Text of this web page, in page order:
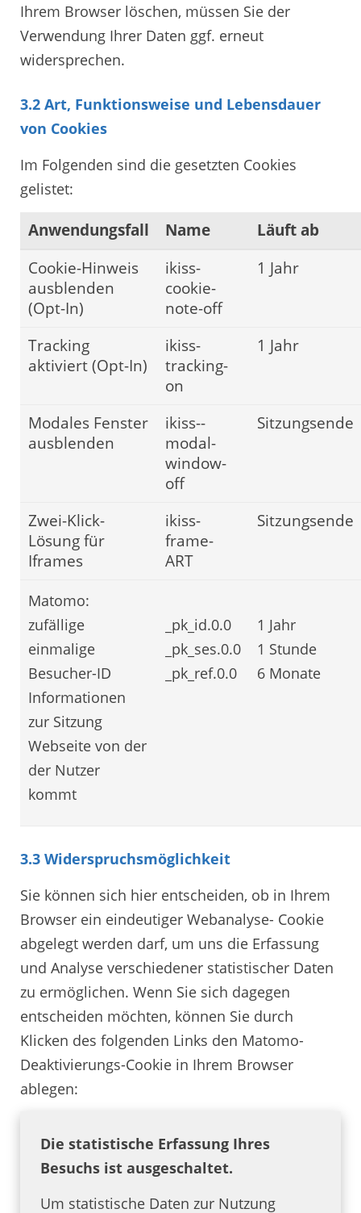
Ihrem Browser löschen, müssen Sie der
Verwendung Ihrer Daten ggf. erneut
widersprechen.
3.2 Art, Funktionsweise und Lebensdauer
von Cookies
Im Folgenden sind die gesetzten Cookies
gelistet:
Anwendungsfall Name
Läuft ab
Cookie-Hinweis
ausblenden
(Opt-In)
ikiss-
cookie-
note-off
1 Jahr
Tracking
aktiviert (Opt-In)
ikiss-
tracking-
on
1 Jahr
Modales Fenster
ausblenden
ikiss--
modal-
window-
off
Sitzungsende
Zwei-Klick-
Lösung für
Iframes
ikiss-
frame-
ART
Sitzungsende
Matomo:
zufällige
einmalige
Besucher-ID
Informationen
zur Sitzung
Webseite von der
der Nutzer
kommt
_pk_id.0.0
_pk_ses.0.0
_pk_ref.0.0
1 Jahr
1 Stunde
6 Monate
3.3 Widerspruchsmöglichkeit
Sie können sich hier entscheiden, ob in Ihrem
Browser ein eindeutiger Webanalyse- Cookie
abgelegt werden darf, um uns die Erfassung
und Analyse verschiedener statistischer Daten
zu ermöglichen. Wenn Sie sich dagegen
entscheiden möchten, können Sie durch
Klicken des folgenden Links den Matomo-
Deaktivierungs-Cookie in Ihrem Browser
ablegen:
Die statistische Erfassung Ihres
Besuchs ist ausgeschaltet.
Um statistische Daten zur Nutzung